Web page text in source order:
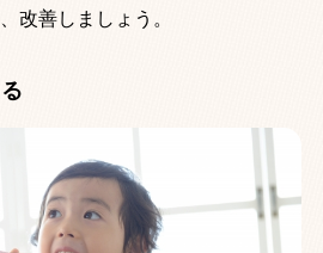
改善しましょう。